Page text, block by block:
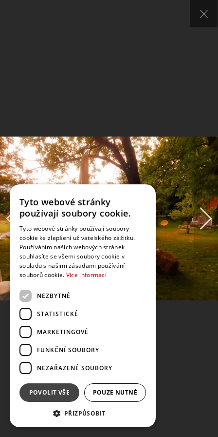
Tyto webové stránky
používají soubory cookie.
Tyto webové stránky používají soubory
cookie ke zlepšení uživatelského zážitku.
Používáním našich webových stránek
souhlasíte se všemi soubory cookie v
souladu s našimi zásadami používání
souborů cookie. Více informací
NEZBYTNÉ
STATISTICKÉ
MARKETINGOVÉ
FUNKČNÍ SOUBORY
NEZAŘAZENÉ SOUBORY
POVOLIT VŠE POUZE NUTNÉ
PŘIZPŮSOBIT